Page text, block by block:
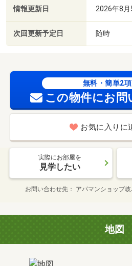
情報更新日 2026年8月
次回更新予定日 随時
無料・簡単2項
この物件にお問
お気に入りに
実際にお部屋を
見学したい
お問い合わせ先 アパマンショップ
地図